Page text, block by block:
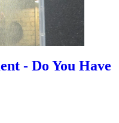
- Do You Have